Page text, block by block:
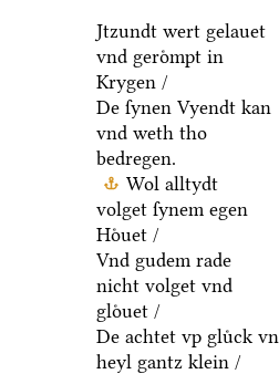
Jtzundt wert gelauet
vnd geroͤmpt in
Krygen /
De ſynen Vyendt kan
vnd weth tho
bedregen.
Wol alltydt
volget ſynem egen
Hoͤuet /
Vnd gudem rade
nicht volget vnd
gloͤuet /
De achtet vp gluͤck
heyl gantz klein /